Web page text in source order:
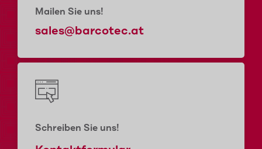
Mailen Sie uns!
sales@barcotec.at
Schreiben Sie uns!